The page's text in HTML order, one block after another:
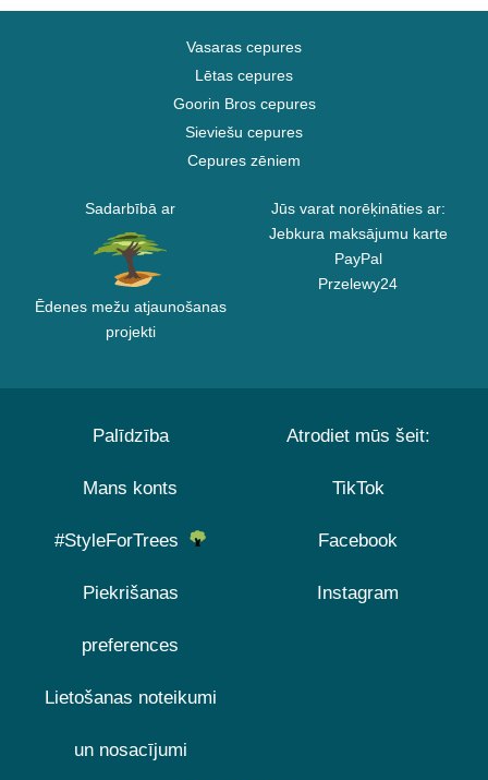
Vasaras cepures
Lētas cepures
Goorin Bros cepures
Sieviešu cepures
Cepures zēniem
Sadarbībā ar
Ēdenes mežu atjaunošanas
projekti
Jūs varat norēķināties ar:
Jebkura maksājumu karte
PayPal
Przelewy24
Palīdzība
Mans konts
#StyleForTrees
Piekrišanas
preferences
Lietošanas noteikumi
un nosacījumi
Atrodiet mūs šeit:
TikTok
Facebook
Instagram